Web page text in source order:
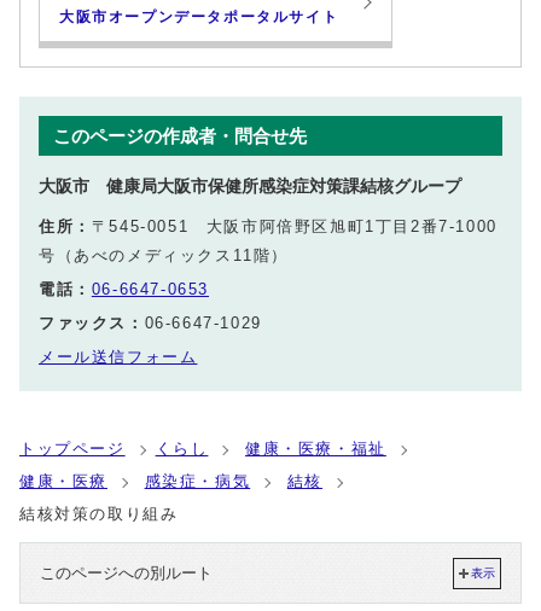
大阪市オープンデータポータルサイト
このページの作成者・問合せ先
大阪市 健康局大阪市保健所感染症対策課結核グループ
住所： 〒545-0051 大阪市阿倍野区旭町1丁目2番7-1000
号（あべのメディックス11階）
電話： 06-6647-0653
ファックス： 06-6647-1029
メール送信フォーム
トップページ くらし
健康・医療・福祉
健康・医療
感染症・病気
結核
結核対策の取り組み
このページへの別ルート 表示